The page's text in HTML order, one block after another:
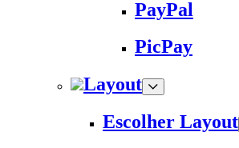
PayPal
PicPay
Layout
Escolher Layout